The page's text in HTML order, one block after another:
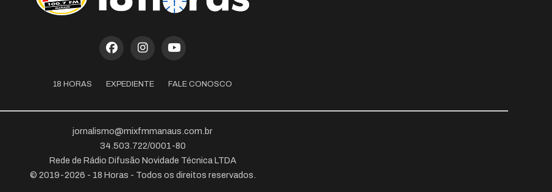
18 HORAS EXPEDIENTE FALE CONOSCO
jornalismo@mixfmmanaus.com.br
34.503.722/0001-80
Rede de Rádio Difusão Novidade Técnica LTDA
© 2019-2026 - 18 Horas - Todos os direitos reservados.